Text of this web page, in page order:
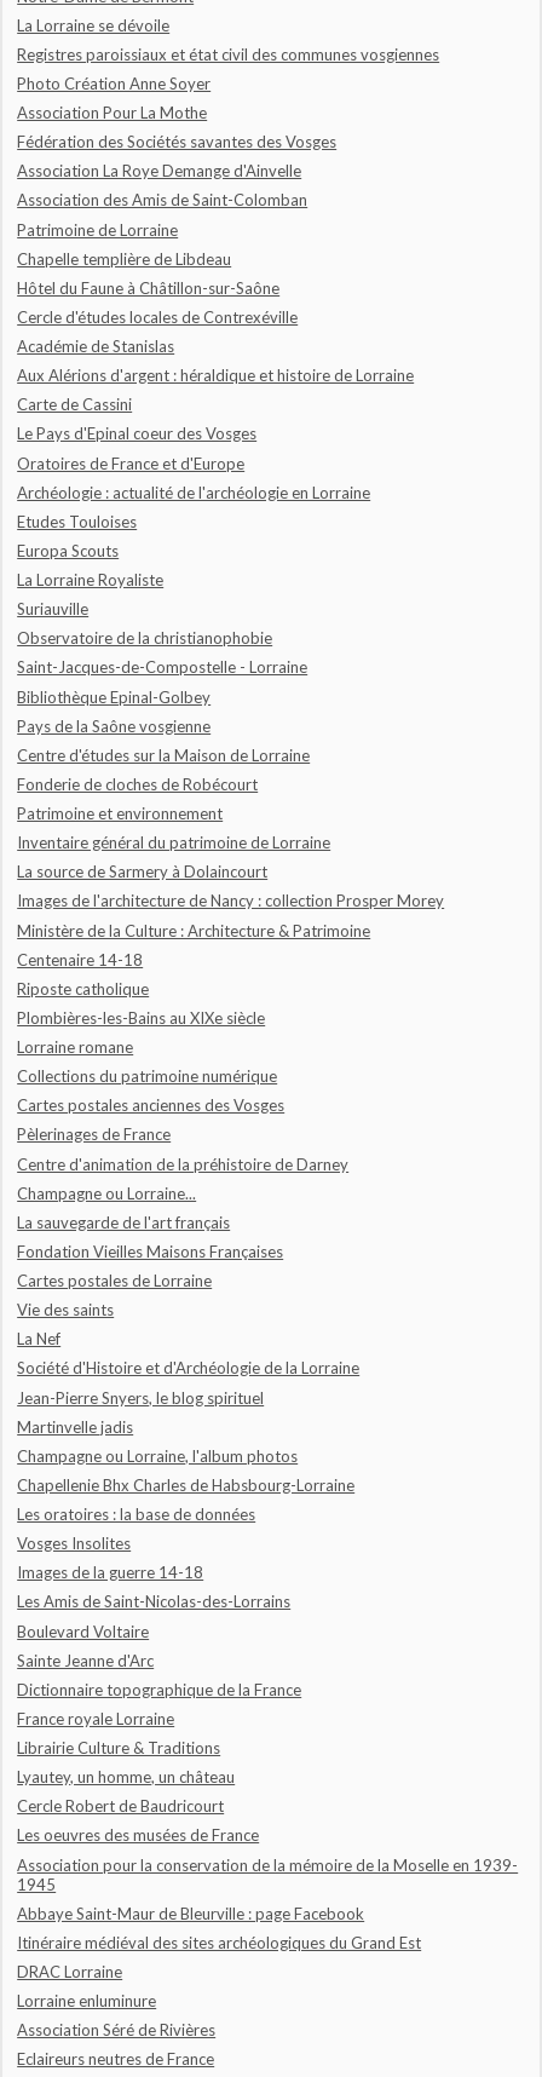
La Lorraine se dévoile
Registres paroissiaux et état civil des communes vosgiennes
Photo Création Anne Soyer
Association Pour La Mothe
Fédération des Sociétés savantes des Vosges
Association La Roye Demange d'Ainvelle
Association des Amis de Saint-Colomban
Patrimoine de Lorraine
Chapelle templière de Libdeau
Hôtel du Faune à Châtillon-sur-Saône
Cercle d'études locales de Contrexéville
Académie de Stanislas
Aux Alérions d'argent : héraldique et histoire de Lorraine
Carte de Cassini
Le Pays d'Epinal coeur des Vosges
Oratoires de France et d'Europe
Archéologie : actualité de l'archéologie en Lorraine
Etudes Touloises
Europa Scouts
La Lorraine Royaliste
Suriauville
Observatoire de la christianophobie
Saint-Jacques-de-Compostelle - Lorraine
Bibliothèque Epinal-Golbey
Pays de la Saône vosgienne
Centre d'études sur la Maison de Lorraine
Fonderie de cloches de Robécourt
Patrimoine et environnement
Inventaire général du patrimoine de Lorraine
La source de Sarmery à Dolaincourt
Images de l'architecture de Nancy : collection Prosper Morey
Ministère de la Culture : Architecture & Patrimoine
Centenaire 14-18
Riposte catholique
Plombières-les-Bains au XIXe siècle
Lorraine romane
Collections du patrimoine numérique
Cartes postales anciennes des Vosges
Pèlerinages de France
Centre d'animation de la préhistoire de Darney
Champagne ou Lorraine...
La sauvegarde de l'art français
Fondation Vieilles Maisons Françaises
Cartes postales de Lorraine
Vie des saints
La Nef
Société d'Histoire et d'Archéologie de la Lorraine
Jean-Pierre Snyers, le blog spirituel
Martinvelle jadis
Champagne ou Lorraine, l'album photos
Chapellenie Bhx Charles de Habsbourg-Lorraine
Les oratoires : la base de données
Vosges Insolites
Images de la guerre 14-18
Les Amis de Saint-Nicolas-des-Lorrains
Boulevard Voltaire
Sainte Jeanne d'Arc
Dictionnaire topographique de la France
France royale Lorraine
Librairie Culture & Traditions
Lyautey, un homme, un château
Cercle Robert de Baudricourt
Les oeuvres des musées de France
Association pour la conservation de la mémoire de la Moselle en 1939-
1945
Abbaye Saint-Maur de Bleurville : page Facebook
Itinéraire médiéval des sites archéologiques du Grand Est
DRAC Lorraine
Lorraine enluminure
Association Séré de Rivières
Eclaireurs neutres de France